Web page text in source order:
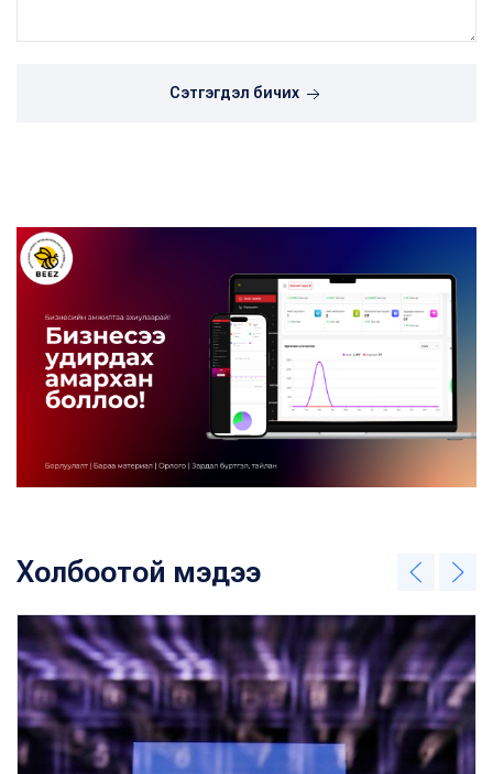
Сэтгэгдэл бичих
Холбоотой мэдээ